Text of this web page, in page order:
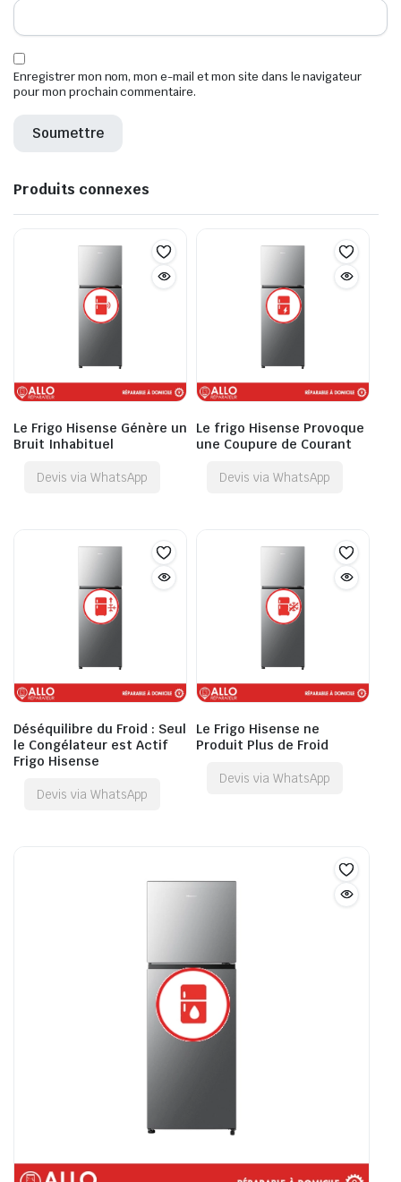
Enregistrer mon nom, mon e-mail et mon site dans le navigateur
pour mon prochain commentaire.
Produits connexes
Le Frigo Hisense Génère un
Bruit Inhabituel
Devis via WhatsApp
Le frigo Hisense Provoque
une Coupure de Courant
Devis via WhatsApp
Déséquilibre du Froid : Seul
le Congélateur est Actif
Frigo Hisense
Devis via WhatsApp
Le Frigo Hisense ne
Produit Plus de Froid
Devis via WhatsApp